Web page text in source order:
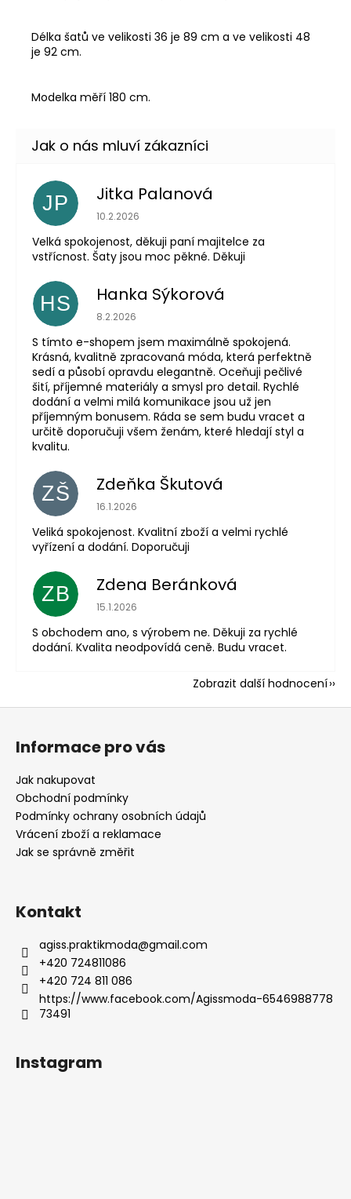
Délka šatů ve velikosti 36 je 89 cm a ve velikosti 48
je 92 cm.
Modelka měří 180 cm.
JP Jitka Palanová
Hodnocení obchodu je 5 z 5 hvězdiček.
10.2.2026
Velká spokojenost, děkuji paní majitelce za
vstřícnost. Šaty jsou moc pěkné. Děkuji
HS Hanka Sýkorová
Hodnocení obchodu je 5 z 5 hvězdiček.
8.2.2026
S tímto e-shopem jsem maximálně spokojená.
Krásná, kvalitně zpracovaná móda, která perfektně
sedí a působí opravdu elegantně. Oceňuji pečlivé
šití, příjemné materiály a smysl pro detail. Rychlé
dodání a velmi milá komunikace jsou už jen
příjemným bonusem. Ráda se sem budu vracet a
určitě doporučuji všem ženám, které hledají styl a
kvalitu.
ZŠ Zdeňka Škutová
Hodnocení obchodu je 5 z 5 hvězdiček.
16.1.2026
Veliká spokojenost. Kvalitní zboží a velmi rychlé
vyřízení a dodání. Doporučuji
ZB Zdena Beránková
Hodnocení obchodu je 1 z 5 hvězdiček.
15.1.2026
S obchodem ano, s výrobem ne. Děkuji za rychlé
dodání. Kvalita neodpovídá ceně. Budu vracet.
Zobrazit další hodnocení
Z
Informace pro vás
Jak nakupovat
Obchodní podmínky
Podmínky ochrany osobních údajů
Vrácení zboží a reklamace
Jak se správně změřit
Kontakt
agiss.praktikmoda@gmail.com
+420 724811086
+420 724 811 086
https://www.facebook.com/Agissmoda-6546988778
73491
Instagram